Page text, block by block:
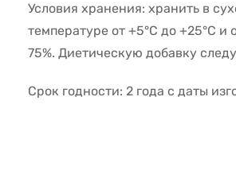
Условия хранения: хранить в
температуре от +5°С до +25°С и
75%. Диетическую добавку
Срок годности: 2 года с даты